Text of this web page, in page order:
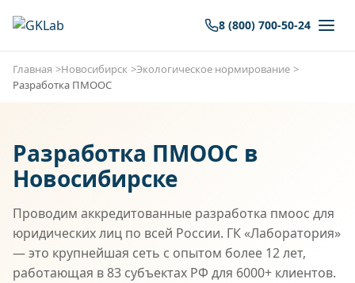
8 (800) 700-50-24
Главная Новосибирск
Экологическое нормирование
Разработка ПМООС
Разработка ПМООС в
Новосибирске
Проводим аккредитованные разработка пмоос для
юридических лиц по всей России. ГК «Лаборатория»
— это крупнейшая сеть с опытом более 12 лет,
работающая в 83 субъектах РФ для 6000+ клиентов.